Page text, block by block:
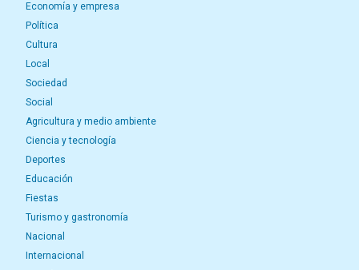
Economía y empresa
Política
Cultura
Local
Sociedad
Social
Agricultura y medio ambiente
Ciencia y tecnología
Deportes
Educación
Fiestas
Turismo y gastronomía
Nacional
Internacional